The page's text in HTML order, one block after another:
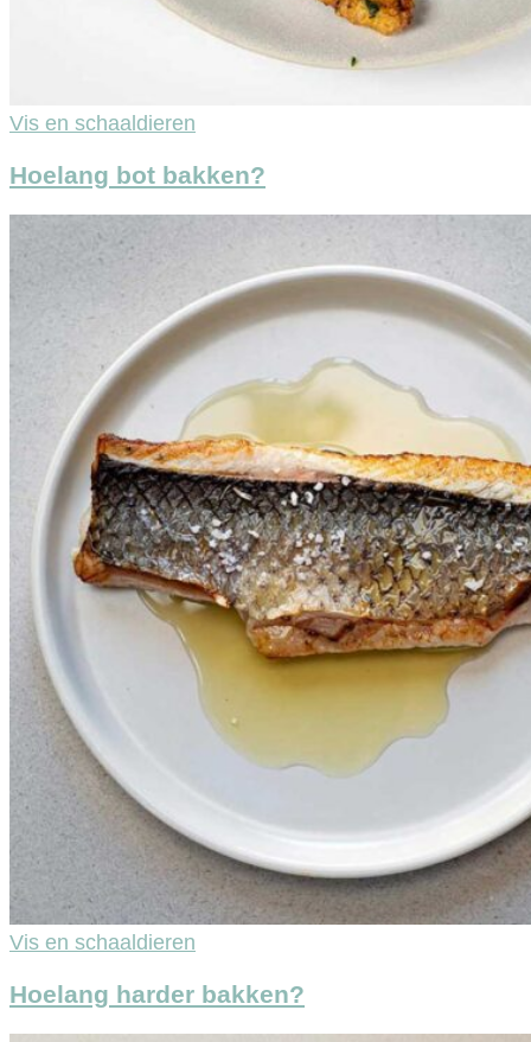
Vis en schaaldieren
Hoelang bot bakken?
Vis en schaaldieren
Hoelang harder bakken?